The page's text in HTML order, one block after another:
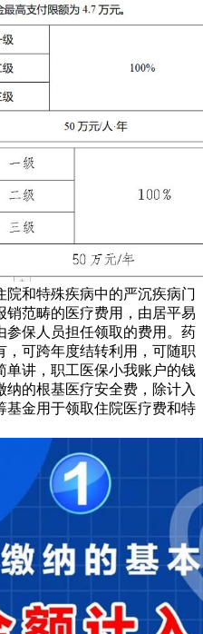
院和特殊疾病中的严沉疾病门
范畴的医疗费用，由居平易
参保人员担任领取的费用。药
可跨年度结转利用，可随职
单讲，职工医保小我账户的钱
的根基医疗安全费，除计入
基金用于领取住院医疗费和特